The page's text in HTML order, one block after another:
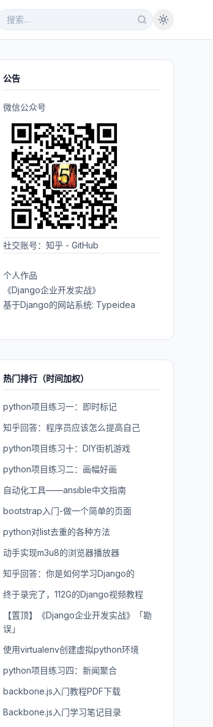
公告
微信公众号
社交账号： 知乎 - GitHub
个人作品
《Django企业开发实战》
基于Django的网站系统: Typeidea
热门排行（时间加权）
python项目练习一：即时标记
知乎回答：程序员应该怎么提高自己
python项目练习十：DIY街机游戏
python项目练习二：画幅好画
自动化工具——ansible中文指南
bootstrap入门-做一个简单的页面
python对list去重的各种方法
动手实现m3u8的浏览器播放器
知乎回答：你是如何学习Django的
终于录完了，112G的Django视频教程
【置顶】《Django企业开发实战》「勘
误」
使用virtualenv创建虚拟python环境
python项目练习四：新闻聚合
backbone.js入门教程PDF下载
Backbone.js入门学习笔记目录